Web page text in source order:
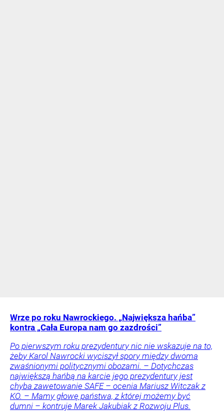
Wrze po roku Nawrockiego. „Największa hańba”
kontra „Cała Europa nam go zazdrości”
Po pierwszym roku prezydentury nic nie wskazuje na to,
żeby Karol Nawrocki wyciszył spory między dwoma
zwaśnionymi politycznymi obozami. – Dotychczas
największą hańbą na karcie jego prezydentury jest
chyba zawetowanie SAFE – ocenia Mariusz Witczak z
KO. – Mamy głowę państwa, z której możemy być
dumni – kontruje Marek Jakubiak z Rozwoju Plus.